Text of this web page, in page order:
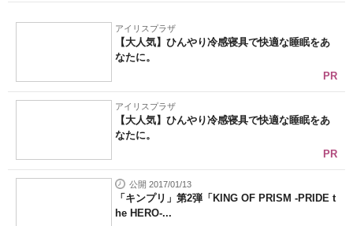
アイリスプラザ
【大人気】ひんやり冷感寝具で快適な睡眠をあ
なたに。
PR
アイリスプラザ
【大人気】ひんやり冷感寝具で快適な睡眠をあ
なたに。
PR
公開 2017/01/13
「キンプリ」第2弾「KING OF PRISM -PRIDE t
he HERO-...